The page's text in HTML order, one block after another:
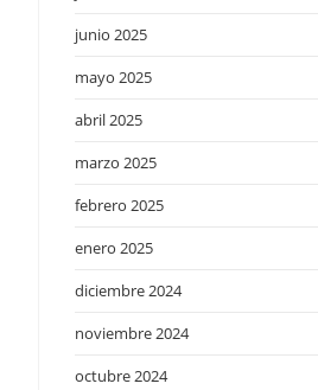
junio 2025
mayo 2025
abril 2025
marzo 2025
febrero 2025
enero 2025
diciembre 2024
noviembre 2024
octubre 2024